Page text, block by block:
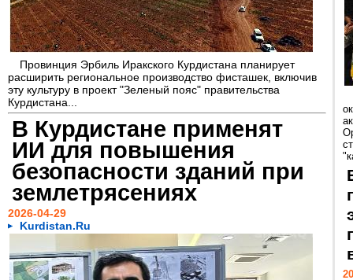
Провинция Эрбиль Иракского Курдистана планирует
расширить региональное производство фисташек, включив
эту культуру в проект "Зеленый пояс" правительства
Курдистана...
В Курдистане применят
ИИ для повышения
безопасности зданий при
землетрясениях
2026-04-29
Kurdistan.Ru